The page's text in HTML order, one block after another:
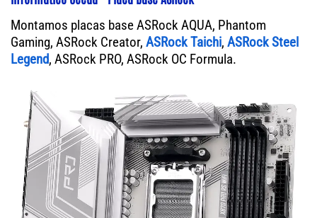
Montamos placas base ASRock AQUA, Phantom
Gaming, ASRock Creator, ASRock Taichi, ASRock Steel
Legend, ASRock PRO, ASRock OC Formula.